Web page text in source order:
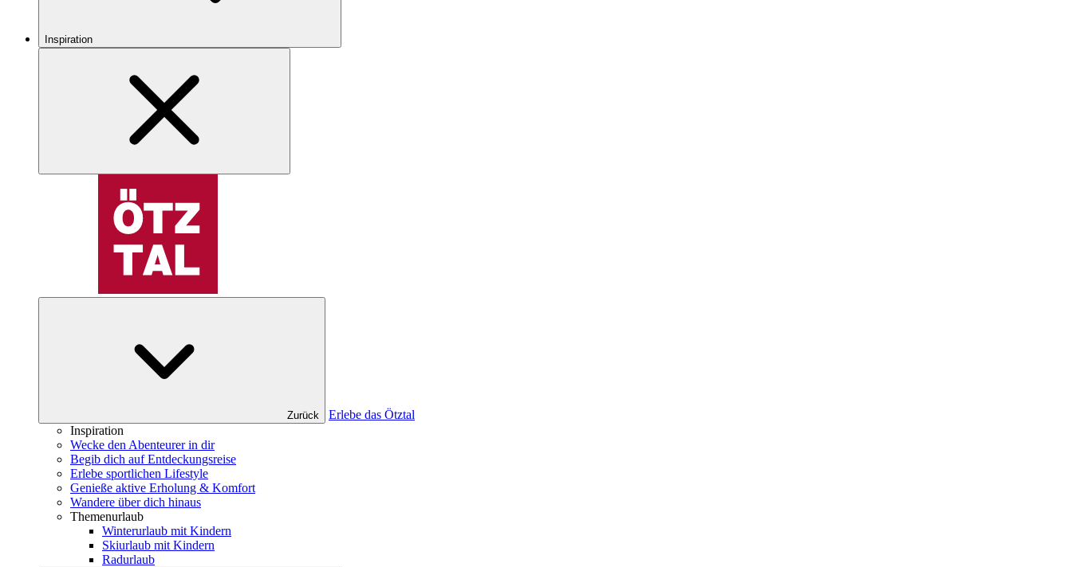
Inspiration
Zurück
Erlebe das Ötztal
Inspiration
Wecke den Abenteurer in dir
Begib dich auf Entdeckungsreise
Erlebe sportlichen Lifestyle
Genieße aktive Erholung & Komfort
Wandere über dich hinaus
Themenurlaub
Winterurlaub mit Kindern
Skiurlaub mit Kindern
Radurlaub